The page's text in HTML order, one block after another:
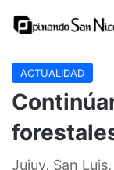
ACTUALIDAD
Jujuy, San